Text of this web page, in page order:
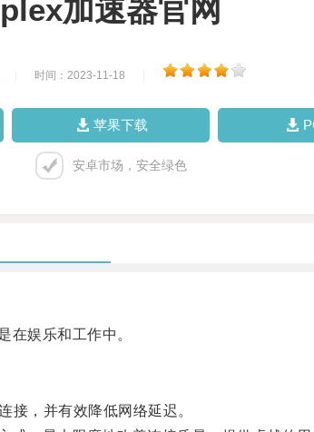
plex加速器官网
时间：2023-11-18
苹果下载
安卓市场，安全绿色
娱乐和工作中。
，并有效降低网络延迟。